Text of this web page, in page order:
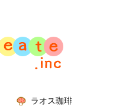
ラオス珈琲